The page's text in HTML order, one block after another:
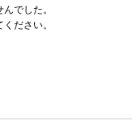
でした。
ださい。